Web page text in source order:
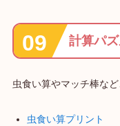
計算パ
虫食い算やマッチ棒な
虫食い算プリント